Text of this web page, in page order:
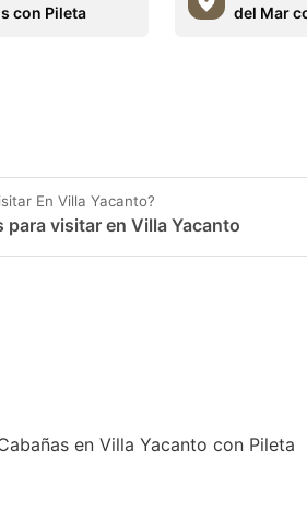
con Pileta
del Mar
En Villa Yacanto?
para visitar en Villa Yacanto
en Villa Yacanto con Pileta